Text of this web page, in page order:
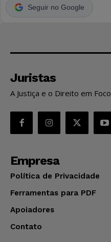
Seguir no Google
Juristas
A Justiça e o Direito em Foco
Empresa
Política de Privacidade
Ferramentas para PDF
Apoiadores
Contato